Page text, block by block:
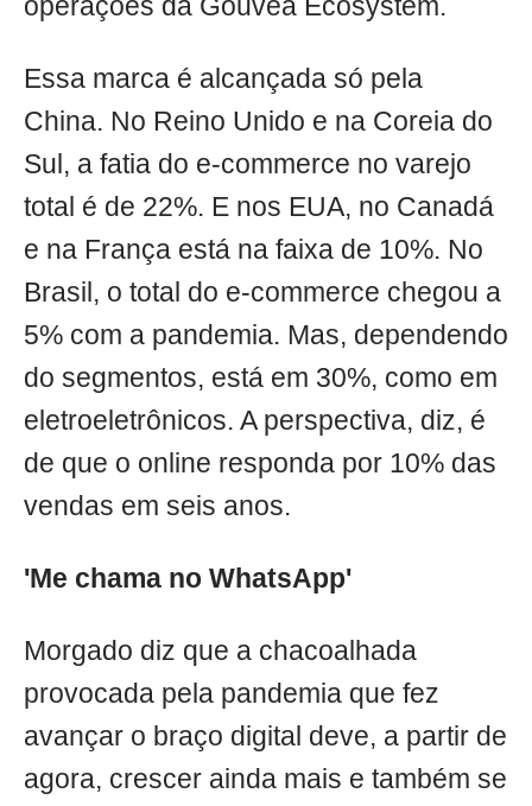
operações da Gouvêa Ecosystem.
Essa marca é alcançada só pela
China. No Reino Unido e na Coreia do
Sul, a fatia do e-commerce no varejo
total é de 22%. E nos EUA, no Canadá
e na França está na faixa de 10%. No
Brasil, o total do e-commerce chegou a
5% com a pandemia. Mas, dependendo
do segmentos, está em 30%, como em
eletroeletrônicos. A perspectiva, diz, é
de que o online responda por 10% das
vendas em seis anos.
'Me chama no WhatsApp'
Morgado diz que a chacoalhada
provocada pela pandemia que fez
avançar o braço digital deve, a partir de
agora, crescer ainda mais e também se